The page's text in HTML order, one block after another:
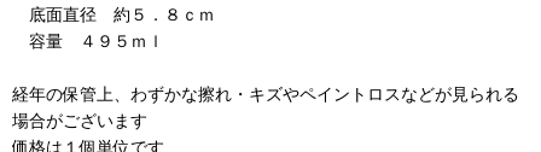
底面直径 約５．８ｃｍ
容量 ４９５ｍｌ
経年の保管上、わずかな擦れ・キズやペイントロスなどが見られる
場合がございます
価格は１個単位です